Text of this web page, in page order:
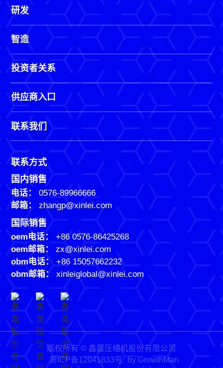
研发
智造
投资者关系
供应商入口
联系我们
联系方式
国内销售
电话：
0576-89966666
邮箱：
zhangp@xinlei.com
国际销售
oem电话：
+86 0576-86425268
oem邮箱：
zx@xinlei.com
obm电话： +86 15057662232
obm邮箱：
xinleiglobal@xinlei.com
版权所有 © 鑫磊压缩机股份有限公司
浙ICP备12041833号
by GrowthMan